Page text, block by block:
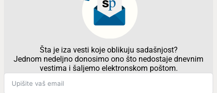
Šta je iza vesti koje oblikuju sadašnjost?
Jednom nedeljno donosimo ono što nedostaje dnevnim
vestima i šaljemo elektronskom poštom.